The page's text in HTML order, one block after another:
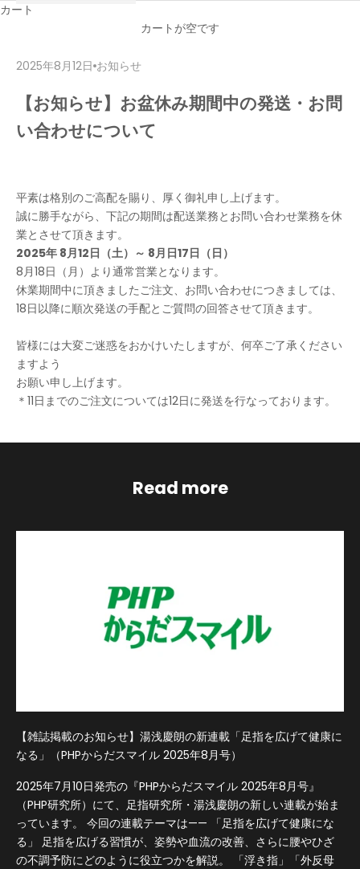
カート
カートが空です
2025年8月12日 お知らせ
【お知らせ】お盆休み期間中の発送・お問
い合わせについて
平素は格別のご高配を賜り、厚く御礼申し上げます。
誠に勝手ながら、下記の期間は配送業務とお問い合わせ業務を休
業とさせて頂きます。
2025年 8月12日（土）～ 8月日17日（日）
8月18日（月）より通常営業となります。
休業期間中に頂きましたご注文、お問い合わせにつきましては、
18日以降に順次発送の手配とご質問の回答させて頂きます。
皆様には大変ご迷惑をおかけいたしますが、何卒ご了承ください
ますよう
お願い申し上げます。
＊11日までのご注文については12日に発送を行なっております。
Read more
【雑誌掲載のお知らせ】湯浅慶朗の新連載「足指を広げて健康に
なる」（PHPからだスマイル 2025年8月号）
2025年7月10日発売の『PHPからだスマイル 2025年8月号』
（PHP研究所）にて、足指研究所・湯浅慶朗の新しい連載が始ま
っています。 今回の連載テーマは—— 「足指を広げて健康にな
る」 足指を広げる習慣が、姿勢や血流の改善、さらに腰やひざ
の不調予防にどのように役立つかを解説。 「浮き指」「外反母